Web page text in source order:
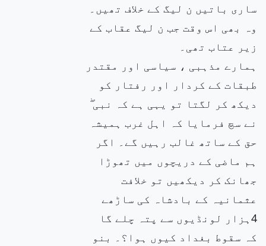
ساری باتیں ن لیگ کے خلاف تھیں۔
وہ بھی اس وقت جب ن لیگ عقاب کے
زیر عتاب تھی۔
ہمارے مذہبی ، سیاسی اور مقتدر
طبقات کے کردار اور رفتار کو
دیکھ کر لگتا تو یہی ہے کہ نبی ۖ
نے سچ فرمایا کہ اہل غرب ہمیشہ
حق کے ساتھ غالب رہیں گے۔ اگر
ہم ماضی کے دریچوں میں تھوڑا
جھانک کر دیکھیں تو خلافت
عثمانیہ کے بادشاہ کی ساڑھے
4ہزار لونڈیوں سے پتہ چلے گا
کہ سقوط بغداد کیوں ہوا؟۔ بنو